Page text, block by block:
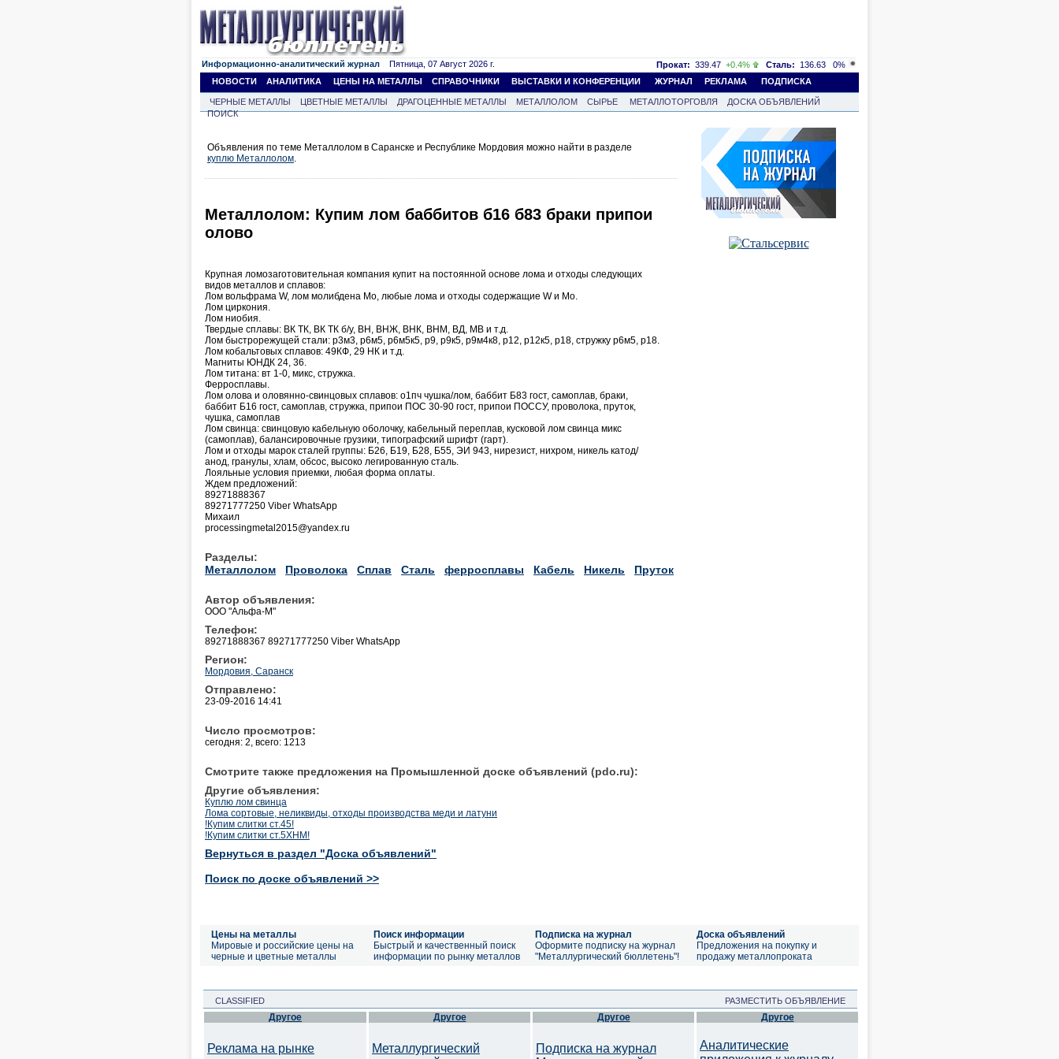
Информационно-аналитический журнал Пятница, 07 Август 2026 г. Прокат: 339.47 +0.4% Сталь: 136.63
0%
НОВОСТИ
АНАЛИТИКА ЦЕНЫ НА МЕТАЛЛЫ СПРАВОЧНИКИ ВЫСТАВКИ И КОНФЕРЕНЦИИ ЖУРНАЛ РЕКЛАМА ПОДПИСКА
ЧЕРНЫЕ МЕТАЛЛЫ ЦВЕТНЫЕ МЕТАЛЛЫ ДРАГОЦЕННЫЕ МЕТАЛЛЫ МЕТАЛЛОЛОМ СЫРЬЕ МЕТАЛЛОТОРГОВЛЯ
ДОСКА ОБЪЯВЛЕНИЙ
ПОИСК
Объявления по теме Металлолом в Саранске и Республике Мордовия можно найти в разделе
куплю Металлолом.
Металлолом: Купим лом баббитов б16 б83 браки припои
олово
Крупная ломозаготовительная компания купит на постоянной основе лома и отходы следующих
видов металлов и сплавов:
Лом вольфрама W, лом молибдена Mo, любые лома и отходы содержащие W и Mo.
Лом циркония.
Лом ниобия.
Твердые сплавы: ВК ТК, ВК ТК б/у, ВН, ВНЖ, ВНК, ВНМ, ВД, МВ и т.д.
Лом быстрорежущей стали: р3м3, р6м5, р6м5к5, р9, р9к5, р9м4к8, р12, р12к5, р18, стружку р6м5, р18.
Лом кобальтовых сплавов: 49КФ, 29 НК и т.д.
Магниты ЮНДК 24, 36.
Лом титана: вт 1-0, микс, стружка.
Ферросплавы.
Лом олова и оловянно-свинцовых сплавов: о1пч чушка/лом, баббит Б83 гост, самоплав, браки,
баббит Б16 гост, самоплав, стружка, припои ПОС 30-90 гост, припои ПОССУ, проволока, пруток,
чушка, самоплав
Лом свинца: свинцовую кабельную оболочку, кабельный переплав, кусковой лом свинца микс
(самоплав), балансировочные грузики, типографский шрифт (гарт).
Лом и отходы марок сталей группы: Б26, Б19, Б28, Б55, ЭИ 943, нирезист, нихром, никель катод/
анод, гранулы, хлам, обсос, высоко легированную сталь.
Лояльные условия приемки, любая форма оплаты.
Ждем предложений:
89271888367
89271777250 Viber WhatsApp
Михаил
processingmetal2015@yandex.ru
Разделы:
Металлолом
Проволока Сплав Сталь ферросплавы Кабель Никель Пруток
Автор объявления:
ООО "Альфа-М"
Телефон:
89271888367 89271777250 Viber WhatsApp
Регион:
Мордовия, Саранск
Отправлено:
23-09-2016 14:41
Число просмотров:
сегодня: 2, всего: 1213
Смотрите также предложения на Промышленной доске объявлений (pdo.ru):
Другие объявления:
Куплю лом свинца
Лома сортовые, неликвиды, отходы производства меди и латуни
!Купим слитки ст.45!
!Купим слитки ст.5ХНМ!
Вернуться в раздел "Доска объявлений"
Поиск по доске объявлений >>
Цены на металлы
Мировые и российские цены на
черные и цветные металлы
Поиск информации
Быстрый и качественный поиск
информации по рынку металлов
Подписка на журнал
Оформите подписку на журнал
"Металлургический бюллетень"!
Доска объявлений
Предложения на покупку и
продажу металлопроката
CLASSIFIED РАЗМЕСТИТЬ ОБЪЯВЛЕНИЕ
Другое
Реклама на рынке
Другое
Металлургический
Другое
Подписка на журнал
Другое
Аналитические